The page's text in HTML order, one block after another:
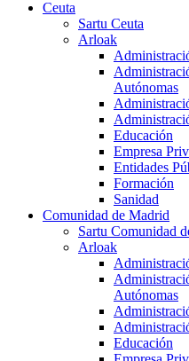
Ceuta
Sartu Ceuta
Arloak
Autónomas
Educación
Empresa
Entidades
Formación
Sanidad
Comunidad de Madrid
Sartu Comunidad
Arloak
Autónomas
Educación